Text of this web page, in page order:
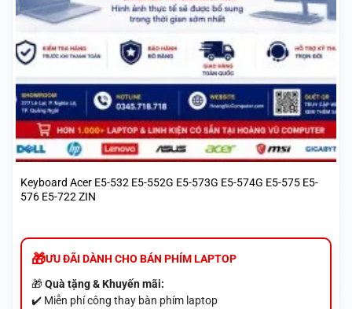
Keyboard Acer E5-532 E5-552G E5-573G E5-574G E5-575 E5-
576 E5-722 ZIN
ƯU ĐÃI DÀNH CHO BÁN PHÍM LAPTOP
🎁Quà tặng & Khuyến mãi:
✔️ Miễn phí công thay bàn phím laptop